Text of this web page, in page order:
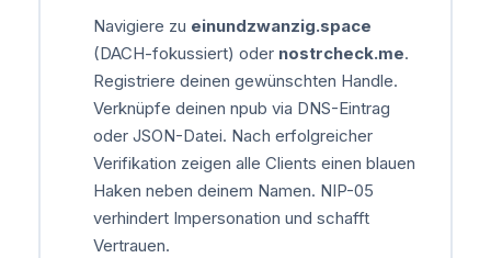
Navigiere zu einundzwanzig.space
(DACH-fokussiert) oder nostrcheck.me.
Registriere deinen gewünschten Handle.
Verknüpfe deinen npub via DNS-Eintrag
oder JSON-Datei. Nach erfolgreicher
Verifikation zeigen alle Clients einen blauen
Haken neben deinem Namen. NIP-05
verhindert Impersonation und schafft
Vertrauen.